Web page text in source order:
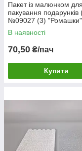
Пакет із малюнком для
пакування подарунків
№09027 (3)
шт)
В наявності
70,50 ₴/пач
Купити